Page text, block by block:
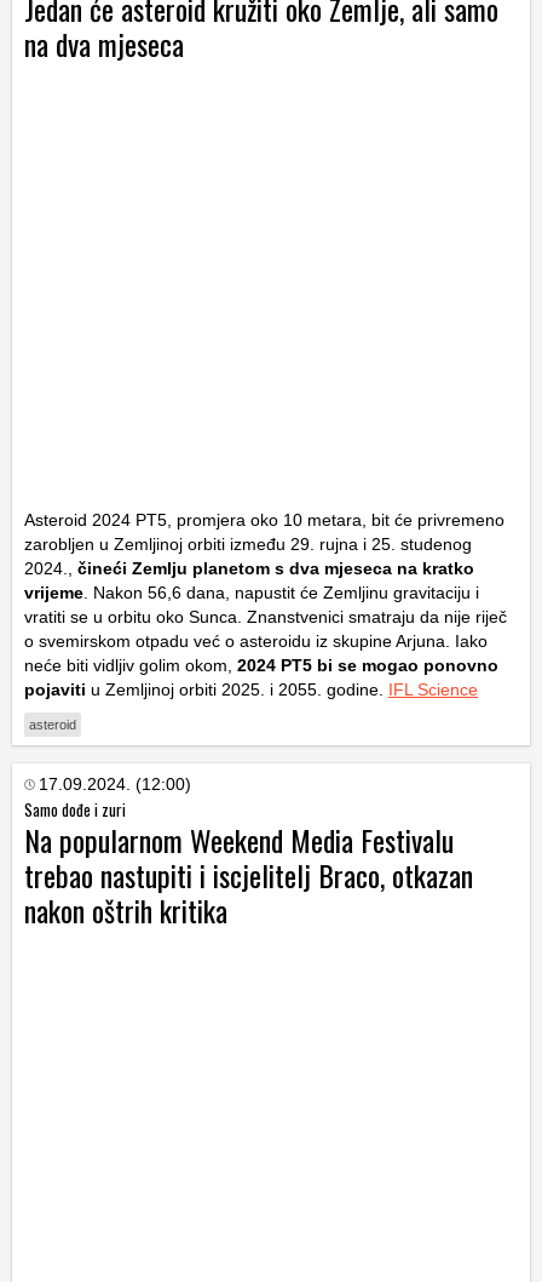
na dva mjeseca
Asteroid 2024 PT5, promjera oko 10 metara, bit će privremeno
zarobljen u Zemljinoj orbiti između 29. rujna i 25. studenog
2024., čineći Zemlju planetom s dva mjeseca na kratko
vrijeme. Nakon 56,6 dana, napustit će Zemljinu gravitaciju i
vratiti se u orbitu oko Sunca. Znanstvenici smatraju da nije riječ
o svemirskom otpadu već o asteroidu iz skupine Arjuna. Iako
neće biti vidljiv golim okom, 2024 PT5 bi se mogao ponovno
pojaviti u Zemljinoj orbiti 2025. i 2055. godine. IFL Science
asteroid
17.09.2024. (12:00)
Samo dođe i zuri
Na popularnom Weekend Media Festivalu
trebao nastupiti i iscjelitelj Braco, otkazan
nakon oštrih kritika